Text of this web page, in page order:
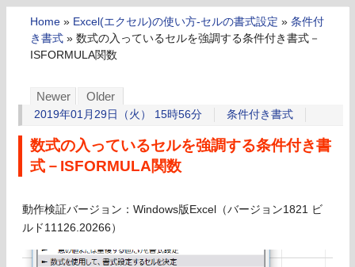
Home » Excel(エクセル)の使い方-セルの書式設定 » 条件付
き書式 » 数式の入っているセルを強調する条件付き書式－
ISFORMULA関数
Newer Older
2019年01月29日（火） 15時56分 条件付き書式
数式の入っているセルを強調する条件付き書
式－ISFORMULA関数
動作検証バージョン：Windows版Excel（バージョン1821 ビ
ルド11126.20266）